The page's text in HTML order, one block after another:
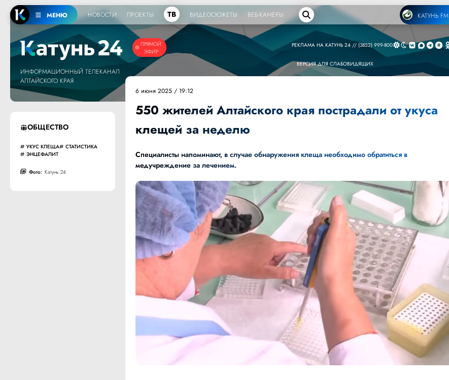
МЕНЮ НОВОСТИ ПРОЕКТЫ ТВ ВИДЕОСЮЖЕТЫ ВЕБ-КАМЕРЫ КАТУНЬ FM
ПРЯМОЙ
ЭФИР
ИНФОРМАЦИОННЫЙ ТЕЛЕКАНАЛ
АЛТАЙСКОГО КРАЯ
РЕКЛАМА НА КАТУНЬ 24 // (3852) 999-800
ВЕРСИЯ ДЛЯ СЛАБОВИДЯЩИХ
ОБЩЕСТВО
УКУС КЛЕЩА
СТАТИСТИКА
ЭНЦЕФАЛИТ
Фото: Катунь 24
6 июня 2025 / 19:12
550 жителей Алтайского края пострадали от укуса
клещей за неделю
Специалисты напоминают, в случае обнаружения клеща необходимо обратиться в
медучреждение за лечением.